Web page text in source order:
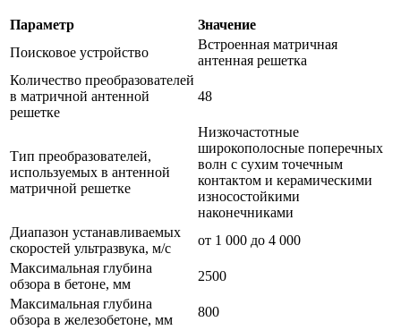
Параметр
Значение
Поисковое устройство
Встроенная матричная
антенная решетка
Количество преобразователей
в матричной антенной
решетке
48
Тип преобразователей,
используемых в антенной
матричной решетке
Низкочастотные
широкополосные поперечных
волн с сухим точечным
контактом и керамическими
износостойкими
наконечниками
Диапазон устанавливаемых
скоростей ультразвука, м/с
от 1 000 до 4 000
Максимальная глубина
обзора в бетоне, мм
2500
Максимальная глубина
обзора в железобетоне, мм
800